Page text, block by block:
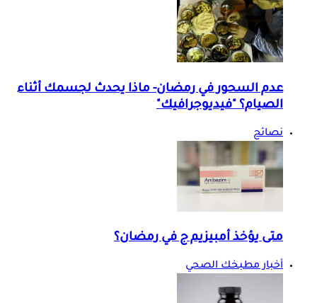
عدم السحور في رمضان- ماذا يحدث لجسمك أثناء
الصيام؟ "فيديوجرافيك"
نصائح
متى يؤخذ أمبيزيم ج في رمضان؟
أخبار مطبخك الصحي